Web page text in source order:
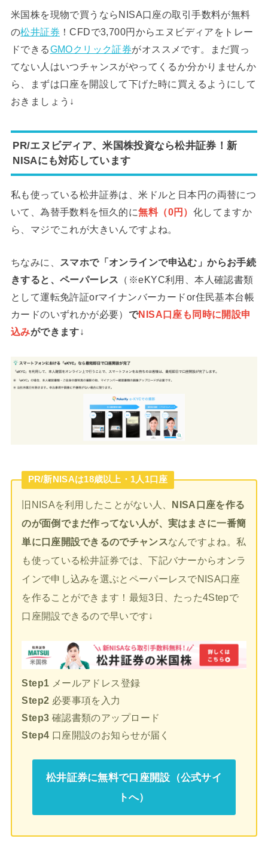
米国株を現物で買うならNISA口座の取引手数料が無料
の松井証券 ！CFDで3,700円からエヌビディアをトレー
ドできるGMOクリック証券がオススメです。まだ買っ
てない人はいつチャンスがやってくるか分かりませんか
ら、まずは口座を開設して下げた時に買えるようにして
おきましょう↓
PR/エヌビディア、米国株投資なら松井証券！新
NISAにも対応しています
私も使っている松井証券は、米ドルと日本円の両替につ
いて、為替手数料を恒久的に無料（0円） 化してますか
ら、マジでこれが大きいんですよね。
ちなみに、
スマホで「オンラインで申込む」からお手続
きすると、ペーパーレス （※eKYC利用、本人確認書類
として運転免許証orマイナンバーカードor住民基本台帳
カードのいずれかが必要） でNISA口座も同時に開設申
込みができます↓
PR/新NISAは18歳以上・1人1口座
旧NISAを利用したことがない人、 NISA口座を作る
のが面倒でまだ作ってない人が、実はまさに一番簡
単に口座開設できるのでチャンスなんですよね。私
も使っている松井証券では、下記バナーからオンラ
インで申し込みを選ぶとペーパーレスでNISA口座
を作ることができます！最短3日、たった4Stepで
口座開設できるので早いです↓
Step1
メールアドレス登録
Step2 必要事項を入力
Step3 確認書類のアップロード
Step4 口座開設のお知らせが届く
松井証券に無料で口座開設（公式サイ
トへ）